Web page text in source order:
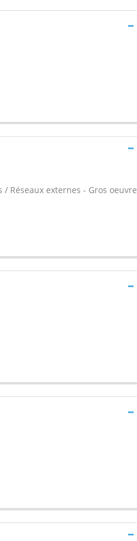
Réseaux externes - Gros oeuvre